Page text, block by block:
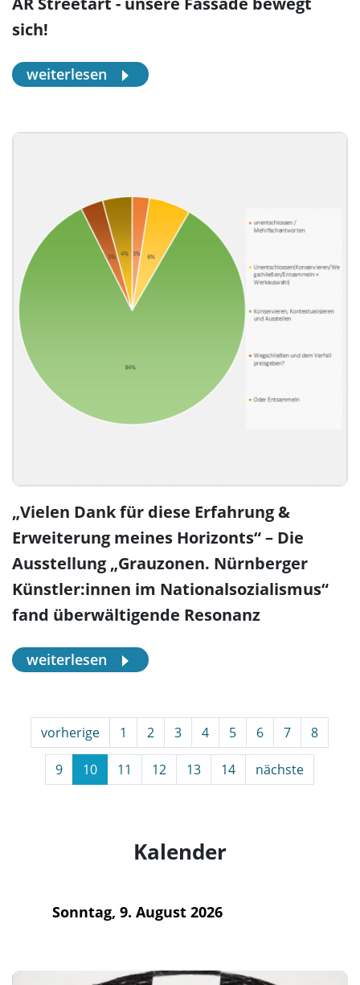
sich!
weiterlesen
„Vielen Dank für diese Erfahrung &
Erweiterung meines Horizonts“ – Die
Ausstellung „Grauzonen. Nürnberger
Künstler:innen im Nationalsozialismus“
fand überwältigende Resonanz
weiterlesen
vorherige 1 2 3 4 5 6 7 8
9 10 11 12 13 14 nächste
Kalender
Sonntag, 9. August 2026